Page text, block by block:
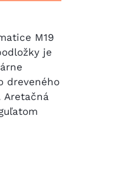
M19
je
dreveného
Aretačná